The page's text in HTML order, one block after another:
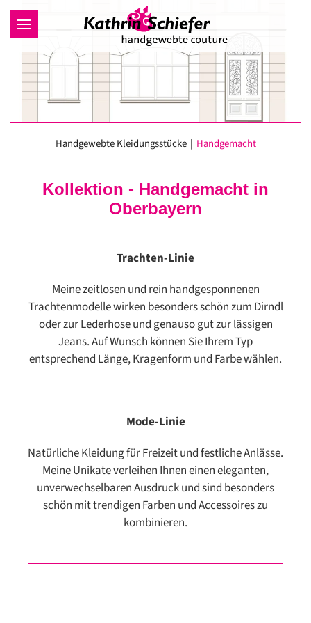
Zum Hauptinhalt springen
Handgewebte Kleidungsstücke Handgemacht
Kollektion - Handgemacht in
Oberbayern
Trachten-Linie
Meine zeitlosen und rein handgesponnenen
Trachtenmodelle wirken besonders schön zum Dirndl
oder zur Lederhose und genauso gut zur lässigen
Jeans. Auf Wunsch können Sie Ihrem Typ
entsprechend Länge, Kragenform und Farbe wählen.
Mode-Linie
Natürliche Kleidung für Freizeit und festliche Anlässe.
Meine Unikate verleihen Ihnen einen eleganten,
unverwechselbaren Ausdruck und sind besonders
schön mit trendigen Farben und Accessoires zu
kombinieren.